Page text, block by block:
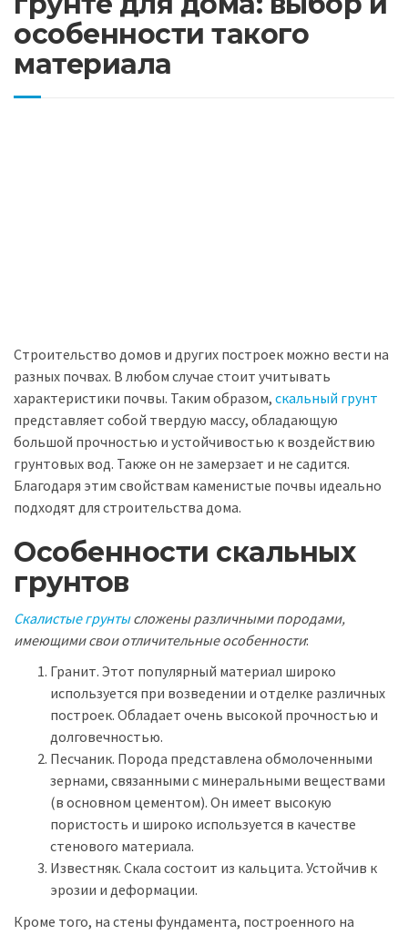
особенности такого
материала
Строительство домов и других построек можно вести на
разных почвах. В любом случае стоит учитывать
характеристики почвы. Таким образом, скальный грунт
представляет собой твердую массу, обладающую
большой прочностью и устойчивостью к воздействию
грунтовых вод. Также он не замерзает и не садится.
Благодаря этим свойствам каменистые почвы идеально
подходят для строительства дома.
Особенности скальных
грунтов
Скалистые грунтысложены различными породами,
имеющими свои отличительные особенности:
Гранит. Этот популярный материал широко
используется при возведении и отделке различных
построек. Обладает очень высокой прочностью и
долговечностью.
Песчаник. Порода представлена обмолоченными
зернами, связанными с минеральными веществами
(в основном цементом). Он имеет высокую
пористость и широко используется в качестве
стенового материала.
Известняк. Скала состоит из кальцита. Устойчив к
эрозии и деформации.
Кроме того, на стены фундамента, построенного на